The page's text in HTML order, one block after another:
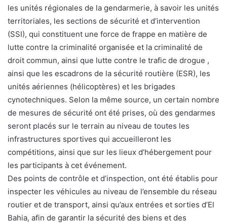
les unités régionales de la gendarmerie, à savoir les unités
territoriales, les sections de sécurité et d’intervention
(SSI), qui constituent une force de frappe en matière de
lutte contre la criminalité organisée et la criminalité de
droit commun, ainsi que lutte contre le trafic de drogue ,
ainsi que les escadrons de la sécurité routière (ESR), les
unités aériennes (hélicoptères) et les brigades
cynotechniques. Selon la même source, un certain nombre
de mesures de sécurité ont été prises, où des gendarmes
seront placés sur le terrain au niveau de toutes les
infrastructures sportives qui accueilleront les
compétitions, ainsi que sur les lieux d’hébergement pour
les participants à cet événement.
Des points de contrôle et d’inspection, ont été établis pour
inspecter les véhicules au niveau de l’ensemble du réseau
routier et de transport, ainsi qu’aux entrées et sorties d’El
Bahia, afin de garantir la sécurité des biens et des